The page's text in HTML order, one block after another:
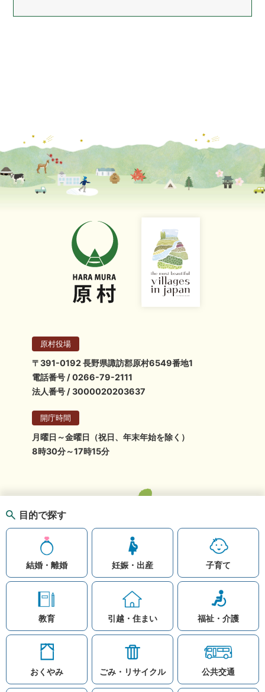
目的で探す
結婚・離婚 妊娠・出産 子育て
教育 引越・住まい 福祉・介護
おくやみ ごみ・リサイクル 公共交通
原村役場
〒391-0192 長野県諏訪郡原村6549番地1
電話番号 / 0266-79-2111
法人番号 / 3000020203637
開庁時間
月曜日～金曜日（祝日、年末年始を除く）
8時30分～17時15分
お問い合わせ リンク集